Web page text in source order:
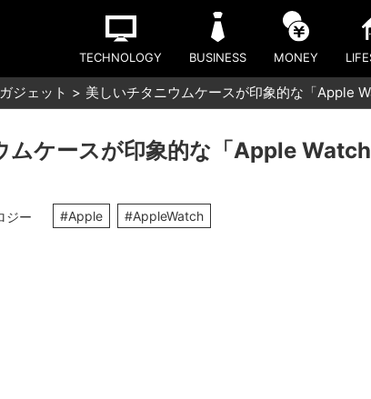
TECHNOLOGY BUSINESS MONEY
ガジェット 美しいチタニウムケースが印象的な「Apple
ムケースが印象的な「Apple
ジー #Apple #AppleWatch